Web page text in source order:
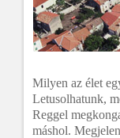
Milyen az élet
Letusolhatunk,
Reggel
máshol.